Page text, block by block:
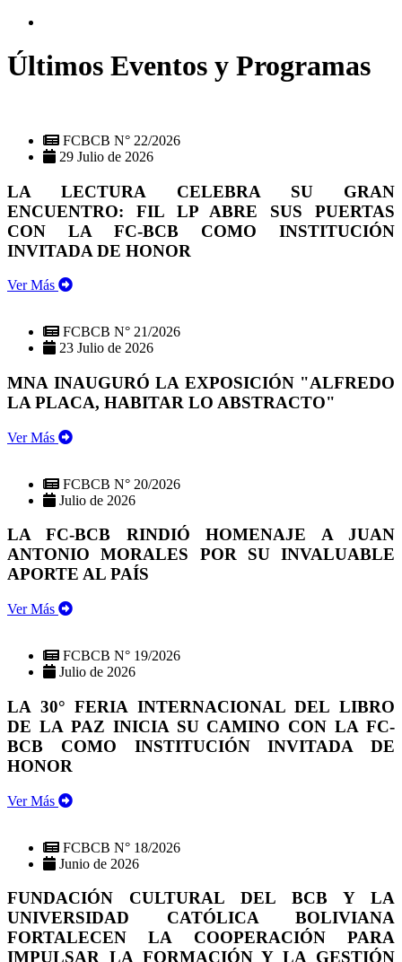
Últimos Eventos y Programas
FCBCB N° 22/2026
29 Julio de 2026
LA LECTURA CELEBRA SU GRAN
ENCUENTRO: FIL LP ABRE SUS PUERTAS
CON LA FC-BCB COMO INSTITUCIÓN
INVITADA DE HONOR
Ver Más
FCBCB N° 21/2026
23 Julio de 2026
MNA INAUGURÓ LA EXPOSICIÓN "ALFREDO
LA PLACA, HABITAR LO ABSTRACTO"
Ver Más
FCBCB N° 20/2026
Julio de 2026
LA FC-BCB RINDIÓ HOMENAJE A JUAN
ANTONIO MORALES POR SU INVALUABLE
APORTE AL PAÍS
Ver Más
FCBCB N° 19/2026
Julio de 2026
LA 30° FERIA INTERNACIONAL DEL LIBRO
DE LA PAZ INICIA SU CAMINO CON LA FC-
BCB COMO INSTITUCIÓN INVITADA DE
HONOR
Ver Más
FCBCB N° 18/2026
Junio de 2026
FUNDACIÓN CULTURAL DEL BCB Y LA
UNIVERSIDAD CATÓLICA BOLIVIANA
FORTALECEN LA COOPERACIÓN PARA
IMPULSAR LA FORMACIÓN Y LA GESTIÓN